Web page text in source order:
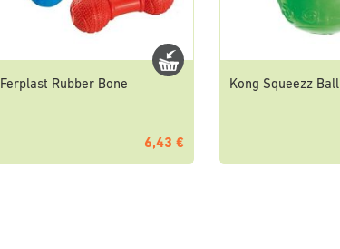
Ferplast Rubber Bone
6,43 €
Kong Squeezz Ball